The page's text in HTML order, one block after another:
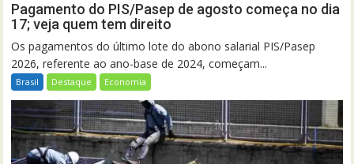
Pagamento do PIS/Pasep de agosto começa no dia
17; veja quem tem direito
Os pagamentos do último lote do abono salarial PIS/Pasep
2026, referente ao ano-base de 2024, começam...
Brasil Destaque Economia